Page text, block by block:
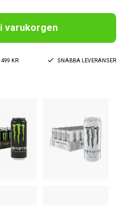
varukorgen
499 KR SNABBA LEVERANSER